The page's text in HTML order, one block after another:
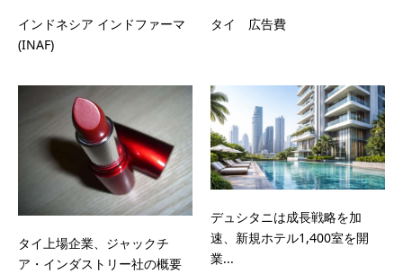
インドネシア インドファーマ
(INAF)
タイ 広告費
タイ上場企業、ジャックチ
ア・インダストリー社の概要
デュシタニは成長戦略を加
速、新規ホテル1,400室を開
業...